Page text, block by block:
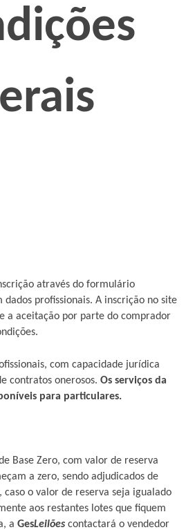
através do formulário
profissionais. A inscrição no site
a aceitação por parte do comprador
com capacidade jurídica
contratos onerosos.Os serviços da
para particulares.
Base Zero, com valor de reserva
a zero, sendo adjudicados de
o valor de reserva seja igualado
aos restantes lotes que fiquem
aGesLeilões contactará o vendedor